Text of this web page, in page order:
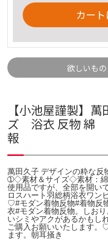
カー
欲しいも
【小池屋謹製】
ズ 浴衣 反物 綿
報
萬田久子 デザインの粋な
➀◇素材＆サイズ◇素材：
使用品ですが、全部を開い
ロスハート羽総柄浴衣ワン
♡#モダン着物反物#着物反
衣#モダン着物反物。しお
いシミやアクがあるかもし
ご購入お願いいたします。
ます。朝耳掻き